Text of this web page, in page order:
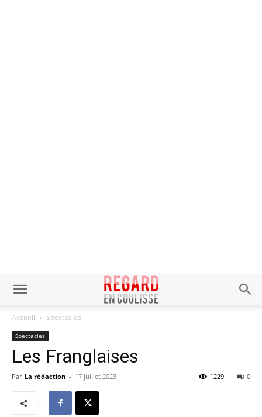
Accueil Spectacles
Spectacles
Les Franglaises
Par La rédaction - 17 juillet 2023 0
1229